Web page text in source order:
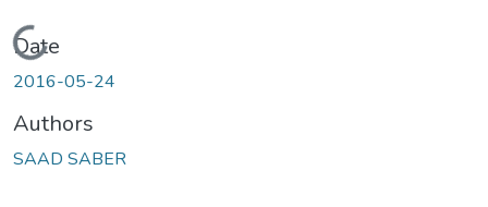
Loading...
Date
2016-05-24
Authors
SAAD SABER